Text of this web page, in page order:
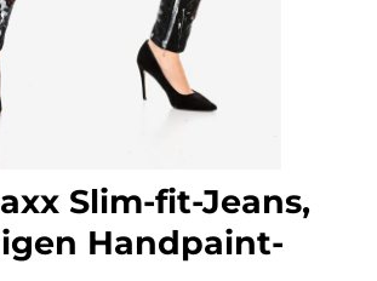
Slim-fit-Jeans,
Handpaint-